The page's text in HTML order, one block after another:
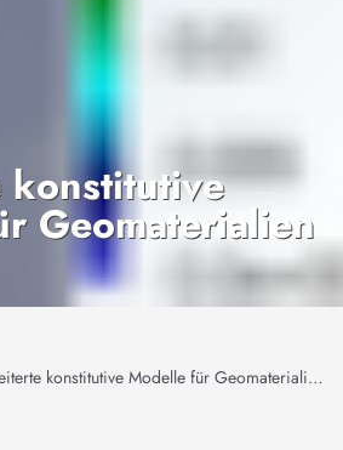
Geomaterialien
konstitutive Modelle für Geomaterialien